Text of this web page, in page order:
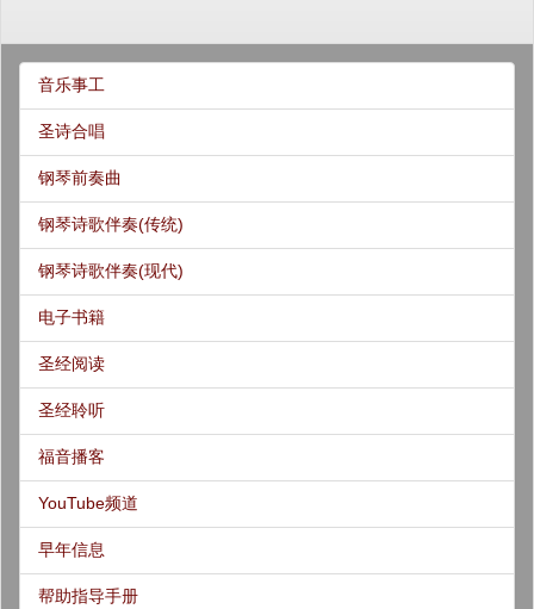
音乐事工
圣诗合唱
钢琴前奏曲
钢琴诗歌伴奏(传统)
钢琴诗歌伴奏(现代)
电子书籍
圣经阅读
圣经聆听
福音播客
YouTube频道
早年信息
帮助指导手册